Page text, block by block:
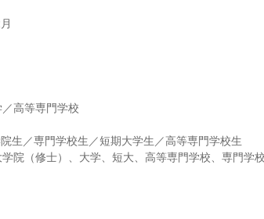
高等専門学校
生／専門学校生／短期大学生／高等専門学校生
院（修士）、大学、短大、高等専門学校、専門学